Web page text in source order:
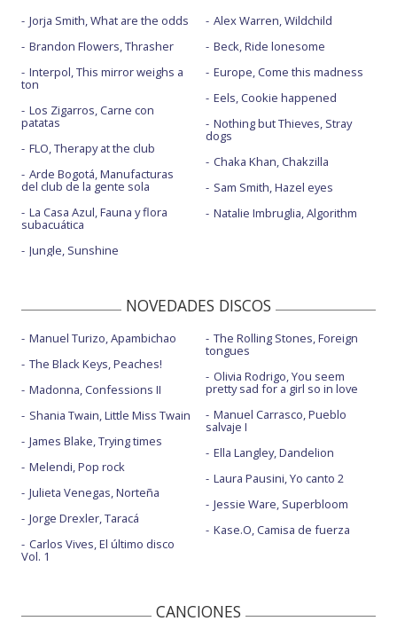
Jorja Smith, What are the odds
Brandon Flowers, Thrasher
Interpol, This mirror weighs a
ton
Los Zigarros, Carne con
patatas
FLO, Therapy at the club
Arde Bogotá, Manufacturas
del club de la gente sola
La Casa Azul, Fauna y flora
subacuática
Jungle, Sunshine
Alex Warren, Wildchild
Beck, Ride lonesome
Europe, Come this madness
Eels, Cookie happened
Nothing but Thieves, Stray
dogs
Chaka Khan, Chakzilla
Sam Smith, Hazel eyes
Natalie Imbruglia, Algorithm
NOVEDADES DISCOS
Manuel Turizo, Apambichao
The Black Keys, Peaches!
Madonna, Confessions II
Shania Twain, Little Miss Twain
James Blake, Trying times
Melendi, Pop rock
Julieta Venegas, Norteña
Jorge Drexler, Taracá
Carlos Vives, El último disco
Vol. 1
The Rolling Stones, Foreign
tongues
Olivia Rodrigo, You seem
pretty sad for a girl so in love
Manuel Carrasco, Pueblo
salvaje I
Ella Langley, Dandelion
Laura Pausini, Yo canto 2
Jessie Ware, Superbloom
Kase.O, Camisa de fuerza
CANCIONES